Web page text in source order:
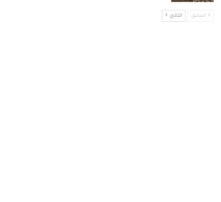
السابق التالي